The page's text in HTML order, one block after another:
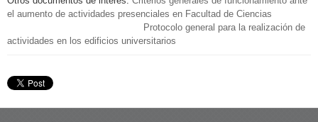
el aumento de actividades presenciales en Facultad de Ciencias
Protocolo general para la realización de
actividades en los edificios universitarios